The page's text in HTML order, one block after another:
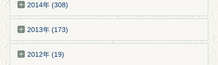
2014年 (308)
2013年 (173)
2012年 (19)